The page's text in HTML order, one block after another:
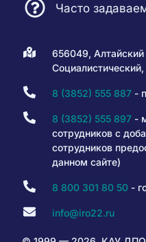
Часто
656049, Алтайский
8 (3852) 555 887-
8 (3852) 555 897-
сотрудников с
сотрудников
данном сайте)
8 800 301 80 50-
info@iro22.ru